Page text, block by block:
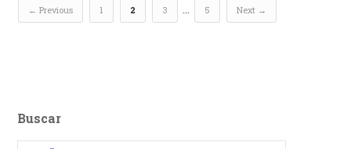
← Previous 1 2 3 5 Next →
Buscar